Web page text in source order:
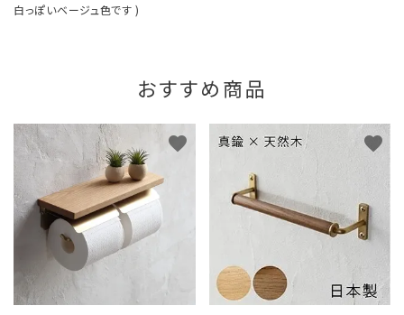
白っぽいベージュ色です )
おすすめ商品
favorite favorite